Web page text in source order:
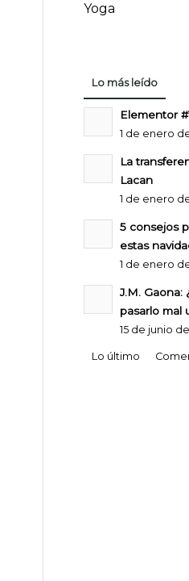
Yoga
Lo más leído
Elementor
1 de enero
La
Lacan
1 de enero
5 consejos
estas
1 de enero
J.M.
pasarlo mal
15 de junio
Lo último